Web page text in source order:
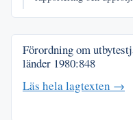
Förordning om
länder 1980:848
Läs hela lagtexten →